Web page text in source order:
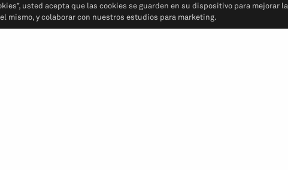
usted acepta que las cookies se guarden en su dispositivo para mejorar la
mismo, y colaborar con nuestros estudios para marketing.